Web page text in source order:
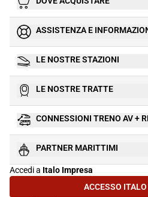
ASSISTENZA E
LE NOSTRE STAZIONI
LE NOSTRE TRATTE
CONNESSIONI TRENO AV +
PARTNER MARITTIMI
Accedi a Italo Impresa
ACCESSO
(SI